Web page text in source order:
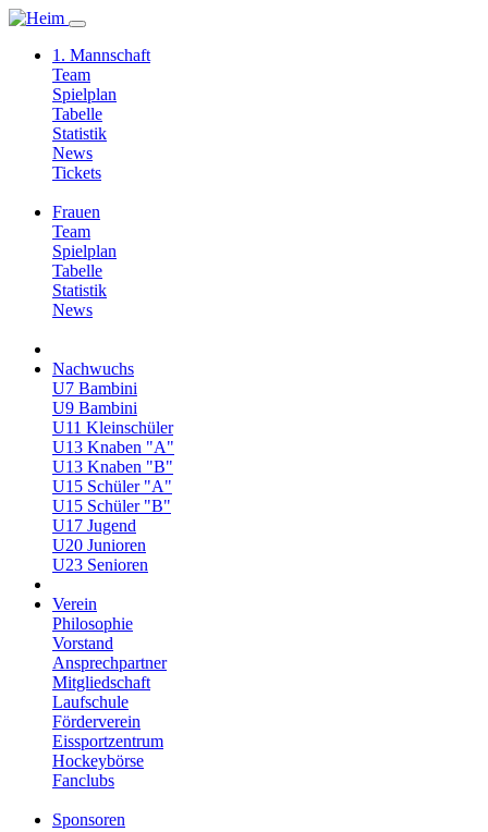
1. Mannschaft
Team
Spielplan
Tabelle
Statistik
News
Tickets
Frauen
Team
Spielplan
Tabelle
Statistik
News
Nachwuchs
U7 Bambini
U9 Bambini
U11 Kleinschüler
U13 Knaben "A"
U13 Knaben "B"
U15 Schüler "A"
U15 Schüler "B"
U17 Jugend
U20 Junioren
U23 Senioren
Verein
Philosophie
Vorstand
Ansprechpartner
Mitgliedschaft
Laufschule
Förderverein
Eissportzentrum
Hockeybörse
Fanclubs
Sponsoren